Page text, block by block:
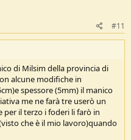
#11
di Milsim della provincia di
alcune modifiche in
spessore (5mm) il manico
me ne farà tre userò un
per il terzo i foderi li farò in
che è il mio lavoro)quando